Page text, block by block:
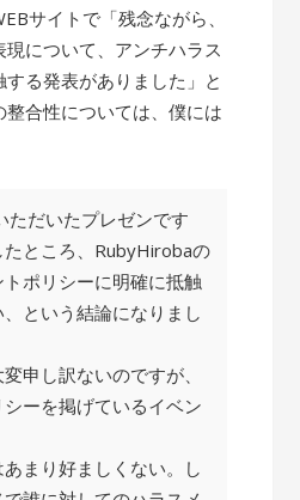
サイトで「残念ながら、
について、アンチハラス
る発表がありました」と
合性については、僕には
ただいたプレゼンです
ところ、RubyHirobaの
ポリシーに明確に抵触
という結論になりまし
申し訳ないのですが、
シーを掲げているイベン
まり好ましくない。し